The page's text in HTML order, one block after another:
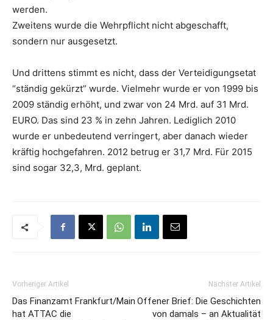
werden.
Zweitens wurde die Wehrpflicht nicht abgeschafft,
sondern nur ausgesetzt.
Und drittens stimmt es nicht, dass der Verteidigungsetat
“ständig gekürzt” wurde. Vielmehr wurde er von 1999 bis
2009 ständig erhöht, und zwar von 24 Mrd. auf 31 Mrd.
EURO. Das sind 23 % in zehn Jahren. Lediglich 2010
wurde er unbedeutend verringert, aber danach wieder
kräftig hochgefahren. 2012 betrug er 31,7 Mrd. Für 2015
sind sogar 32,3, Mrd. geplant.
Vorheriger Artikel
Das Finanzamt Frankfurt/Main
hat ATTAC die
Nächster Artikel
Offener Brief: Die Geschichten
von damals – an Aktualität